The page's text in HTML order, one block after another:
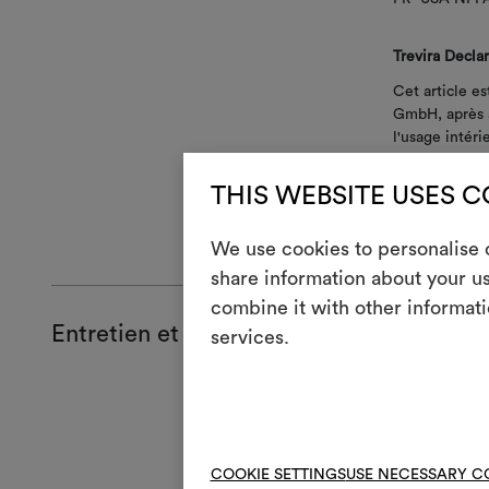
THIS WEBSITE USES
We use cookies to
share information about your
combine it with other
services.
COOKIE SETTINGSUSE NECESSARY
Trevira
Cet article
GmbH,
l'usage
FR -Germany
Entretien et usage
3